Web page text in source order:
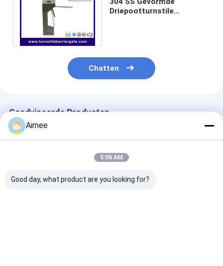
Parkeren Barrier Gate
Automatische slagboom
Tolpoortbarrière
Boom barrière Gate
De Poort van de de niet-lentebarrière
Toegangsbeheerturnstile Poort
Driepootturnstile
Chatten
Geadviseerde Producten
Aimee
5:06 AM
Good day, what product are you looking for?